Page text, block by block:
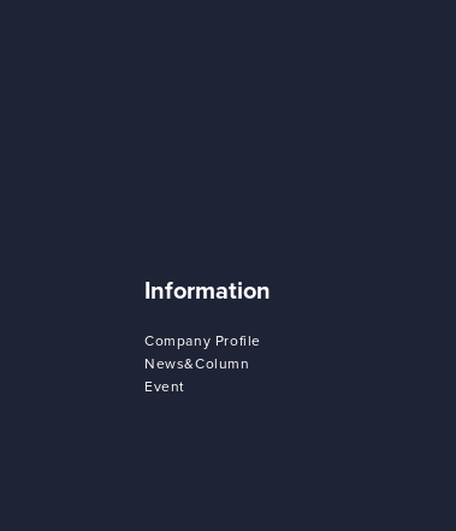
Information
Company Profile
News&Column
Event